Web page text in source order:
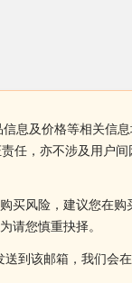
息及价格等相关信
任，亦不涉及用户
买风险，建议您在购
请您慎重抉择。
到该邮箱，我们会